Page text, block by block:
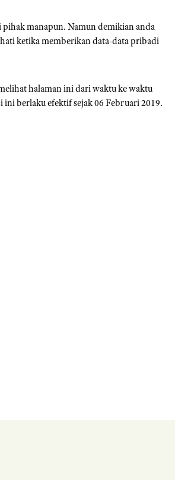
pihak manapun. Namun demikian anda
ketika memberikan data-data pribadi
halaman ini dari waktu ke waktu
berlaku efektif sejak 06 Februari 2019.